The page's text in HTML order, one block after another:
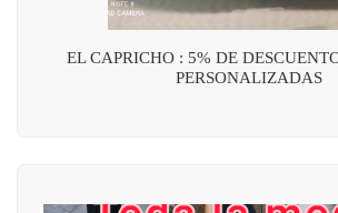
EL CAPRICHO : 5% DE
PERSONALIZADAS